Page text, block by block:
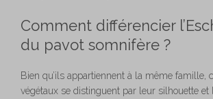
Comment différencier
du pavot somnifère ?
Bien qu’ils appartiennent à la même famille,
végétaux se distinguent par leur silhouette et